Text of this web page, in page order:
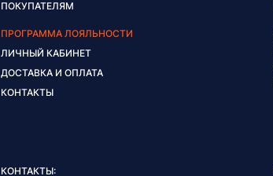
ПОКУПАТЕЛЯМ
ПРОГРАММА ЛОЯЛЬНОСТИ
ЛИЧНЫЙ КАБИНЕТ
ДОСТАВКА И ОПЛАТА
КОНТАКТЫ
КОНТАКТЫ: